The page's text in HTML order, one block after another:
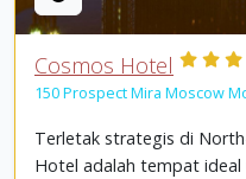
Cosmos Hotel
150 Prospect Mira Moscow
Terletak strategis di
Hotel adalah tempat ideal